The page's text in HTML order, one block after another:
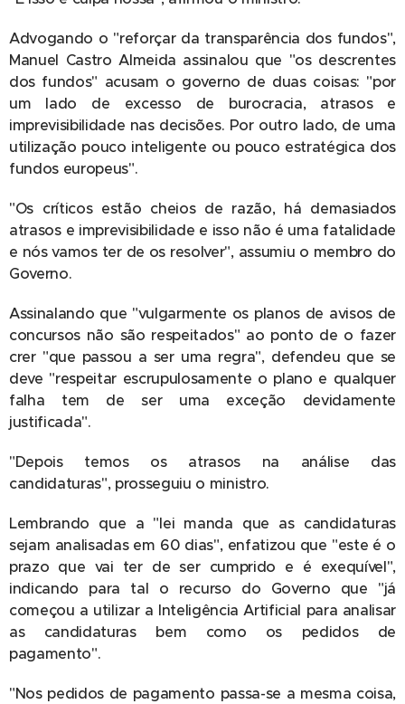
Advogando o "reforçar da transparência dos fundos",
Manuel Castro Almeida assinalou que "os descrentes
dos fundos" acusam o governo de duas coisas: "por
um lado de excesso de burocracia, atrasos e
imprevisibilidade nas decisões. Por outro lado, de uma
utilização pouco inteligente ou pouco estratégica dos
fundos europeus".
"Os críticos estão cheios de razão, há demasiados
atrasos e imprevisibilidade e isso não é uma fatalidade
e nós vamos ter de os resolver", assumiu o membro do
Governo.
Assinalando que "vulgarmente os planos de avisos de
concursos não são respeitados" ao ponto de o fazer
crer "que passou a ser uma regra", defendeu que se
deve "respeitar escrupulosamente o plano e qualquer
falha tem de ser uma exceção devidamente
justificada".
"Depois temos os atrasos na análise das
candidaturas", prosseguiu o ministro.
Lembrando que a "lei manda que as candidaturas
sejam analisadas em 60 dias", enfatizou que "este é o
prazo que vai ter de ser cumprido e é exequível",
indicando para tal o recurso do Governo que "já
começou a utilizar a Inteligência Artificial para analisar
as candidaturas bem como os pedidos de
pagamento".
"Nos pedidos de pagamento passa-se a mesma coisa,